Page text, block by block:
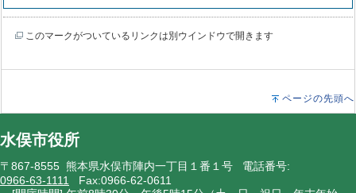
このマークがついているリンクは別ウインドウで開きます
ページの先頭へ
水俣市役所
〒867-8555 熊本県水俣市陣内一丁目１番１号 電話番号:
0966-63-1111 Fax:0966-62-0611